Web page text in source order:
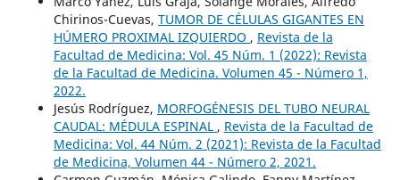
Chirinos-Cuevas, TUMOR DE CÉLULAS GIGANTES EN
HÚMERO PROXIMAL IZQUIERDO , Revista de la
Facultad de Medicina: Vol. 45 Núm. 1 (2022): Revista
de la Facultad de Medicina. Volumen 45 - Número 1,
2022.
Jesús Rodríguez, MORFOGÉNESIS DEL TUBO NEURAL
CAUDAL: MÉDULA ESPINAL , Revista de la Facultad de
Medicina: Vol. 44 Núm. 2 (2021): Revista de la Facultad
de Medicina, Volumen 44 - Número 2, 2021.